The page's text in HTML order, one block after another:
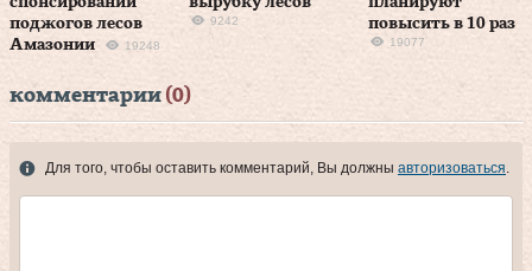
поджогов лесов
Амазонии
19248
9242
повысить в 10 раз
19077
комментарии (0)
Для того, чтобы оставить комментарий, Вы должны авторизоваться.